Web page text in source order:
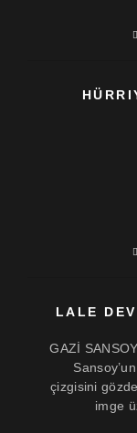
LALE
GAZİ
çizgisini
imge